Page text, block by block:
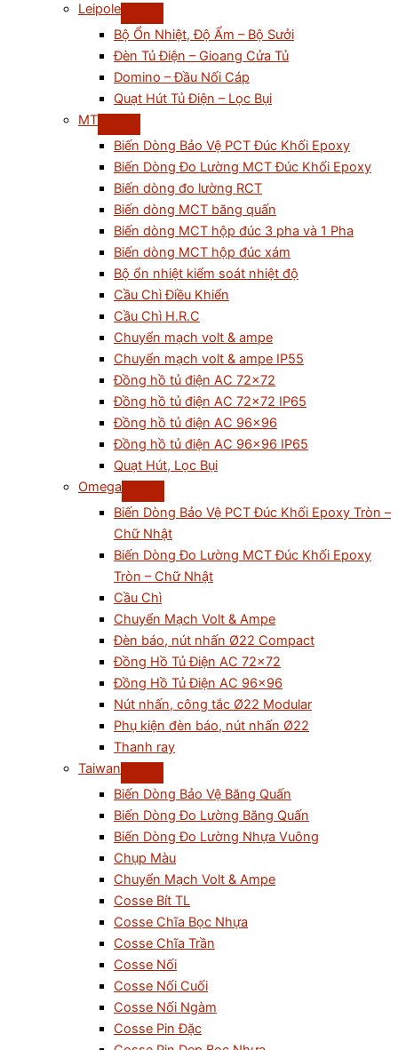
Leipole
Bộ Ổn Nhiệt, Độ Ẩm – Bộ Sưởi
Đèn Tủ Điện – Gioang Cửa Tủ
Domino – Đầu Nối Cáp
Quạt Hút Tủ Điện – Lọc Bụi
MT
Biến Dòng Bảo Vệ PCT Đúc Khối Epoxy
Biến Dòng Đo Lường MCT Đúc Khối Epoxy
Biến dòng đo lường RCT
Biến dòng MCT băng quấn
Biến dòng MCT hộp đúc 3 pha và 1 Pha
Biến dòng MCT hộp đúc xám
Bộ ổn nhiệt kiểm soát nhiệt độ
Cầu Chì Điều Khiển
Cầu Chì H.R.C
Chuyển mạch volt & ampe
Chuyển mạch volt & ampe IP55
Đồng hồ tủ điện AC 72×72
Đồng hồ tủ điện AC 72×72 IP65
Đồng hồ tủ điện AC 96×96
Đồng hồ tủ điện AC 96×96 IP65
Quạt Hút, Lọc Bụi
Omega
Biến Dòng Bảo Vệ PCT Đúc Khối Epoxy Tròn –
Chữ Nhật
Biến Dòng Đo Lường MCT Đúc Khối Epoxy
Tròn – Chữ Nhật
Cầu Chì
Chuyển Mạch Volt & Ampe
Đèn báo, nút nhấn Ø22 Compact
Đồng Hồ Tủ Điện AC 72×72
Đồng Hồ Tủ Điện AC 96×96
Nút nhấn, công tắc Ø22 Modular
Phụ kiện đèn báo, nút nhấn Ø22
Thanh ray
Taiwan
Biến Dòng Bảo Vệ Băng Quấn
Biến Dòng Đo Lường Băng Quấn
Biến Dòng Đo Lường Nhựa Vuông
Chụp Màu
Chuyển Mạch Volt & Ampe
Cosse Bít TL
Cosse Chĩa Bọc Nhựa
Cosse Chĩa Trần
Cosse Nối
Cosse Nối Cuối
Cosse Nối Ngàm
Cosse Pin Đặc